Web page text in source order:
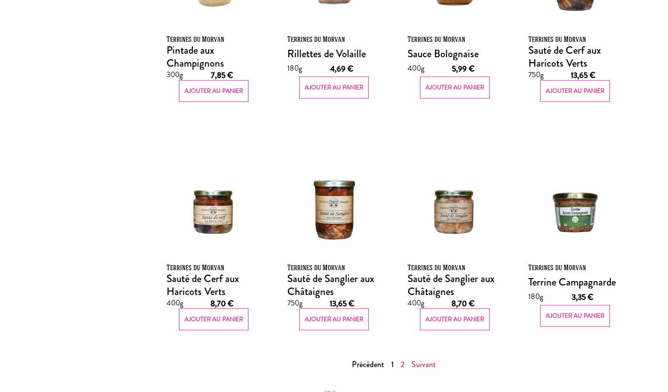
Terrines du Morvan
Pintade aux
Champignons
300g 7,85€
AJOUTER AU PANIER
Terrines du Morvan
Rillettes de Volaille
180g 4,69€
AJOUTER AU PANIER
Terrines du Morvan
Sauce Bolognaise
400g 5,99€
AJOUTER AU PANIER
Terrines du Morvan
Sauté de Cerf aux
Haricots Verts
750g 13,65€
AJOUTER AU PANIER
Terrines du Morvan
Sauté de Cerf aux
Haricots Verts
400g 8,70€
AJOUTER AU PANIER
Terrines du Morvan
Sauté de Sanglier aux
Châtaignes
750g 13,65€
AJOUTER AU PANIER
Terrines du Morvan
Sauté de Sanglier aux
Châtaignes
400g 8,70€
AJOUTER AU PANIER
Terrines du Morvan
Terrine Campagnarde
180g 3,35€
AJOUTER AU PANIER
Précédent 1 2 Suivant